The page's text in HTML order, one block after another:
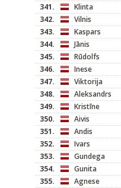
341.
Klinta
342.
Vilnis
343.
Kaspars
344.
Jānis
345.
Rūdolfs
346.
Inese
347.
Viktorija
348.
Aleksandrs
349.
Kristīne
350.
Aivis
351.
Andis
352.
Ivars
353.
Gundega
354.
Gunita
355.
Agnese